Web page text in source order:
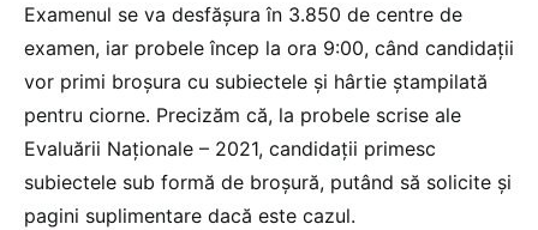
Examenul se va desfășura în 3.850 de centre de
examen, iar probele încep la ora 9:00, când candidații
vor primi broșura cu subiectele și hârtie ștampilată
pentru ciorne. Precizăm că, la probele scrise ale
Evaluării Naționale – 2021, candidații primesc
subiectele sub formă de broșură, putând să solicite și
pagini suplimentare dacă este cazul.